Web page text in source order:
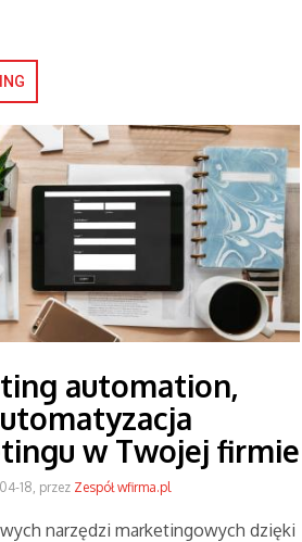
automation,
w Twojej firmie
18, przez Zespół wfirma.pl
narzędzi marketingowych dzięki